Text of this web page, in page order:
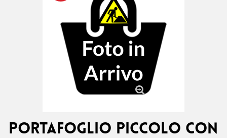
PORTAFOGLIO PICCOLO CON